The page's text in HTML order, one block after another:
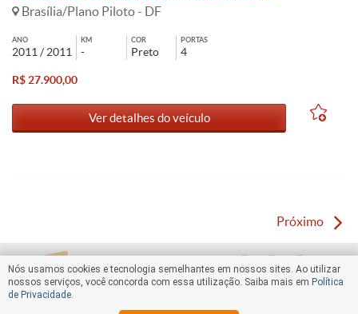
Brasília/Plano Piloto - DF
ANO
2011 / 2011
KM
-
COR
Preto
PORTAS
4
R$ 27.900,00
Ver detalhes do veículo
Próximo
Nós usamos cookies e tecnologia semelhantes em nossos sites. Ao utilizar
nossos serviços, você concorda com essa utilização. Saiba mais em Política
de Privacidade.